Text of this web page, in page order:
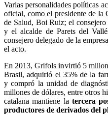
Varias personalidades políticas
oficial, como el presidente de la
de Salud, Boi Ruiz; el
y el alcalde de Parets del
consejero delegado de la
el acto.
En 2013, Grifols invirtió 5
Brasil, adquirió el 35% de la
y compró la unidad de
millones de dólares, entre otros
catalana mantiene la tercera
productores de derivados del